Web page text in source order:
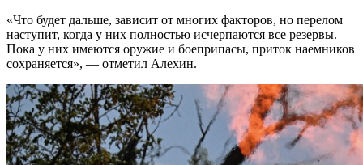
«Что будет дальше, зависит от многих факторов, но перелом
наступит, когда у них полностью исчерпаются все резервы.
Пока у них имеются оружие и боеприпасы, приток наемников
сохраняется», — отметил Алехин.